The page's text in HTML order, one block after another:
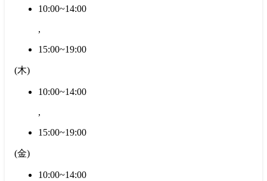
10:00~14:00
,
15:00~19:00
(木)
10:00~14:00
,
15:00~19:00
(金)
10:00~14:00